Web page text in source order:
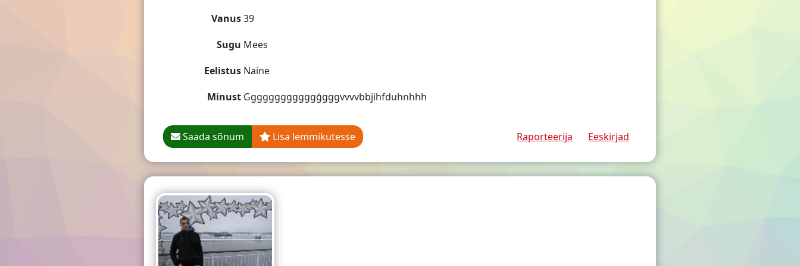
Vanus39
Sugu Mees
Eelistus Naine
Minust Ggggggggggggģgggvvvvbbjihfduhnhhh
Saada sõnum Lisa lemmikutesse Raporteerija Eeskirjad